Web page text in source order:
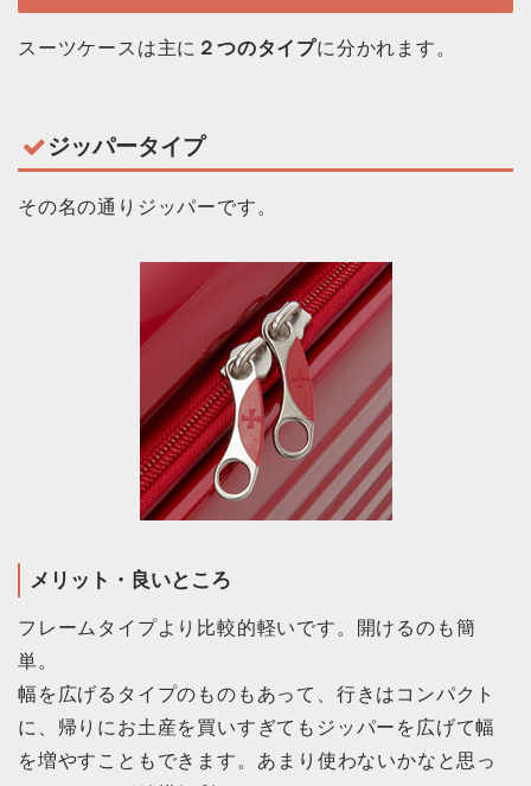
スーツケースは主に ２つのタイプに分かれます。
ジッパータイプ
その名の通りジッパーです。
メリット・良いところ
フレームタイプより比較的軽いです。開けるのも簡
単。
幅を広げるタイプのものもあって、行きはコンパクト
に、帰りにお土産を買いすぎてもジッパーを広げて幅
を増やすこともできます。あまり使わないかなと思っ